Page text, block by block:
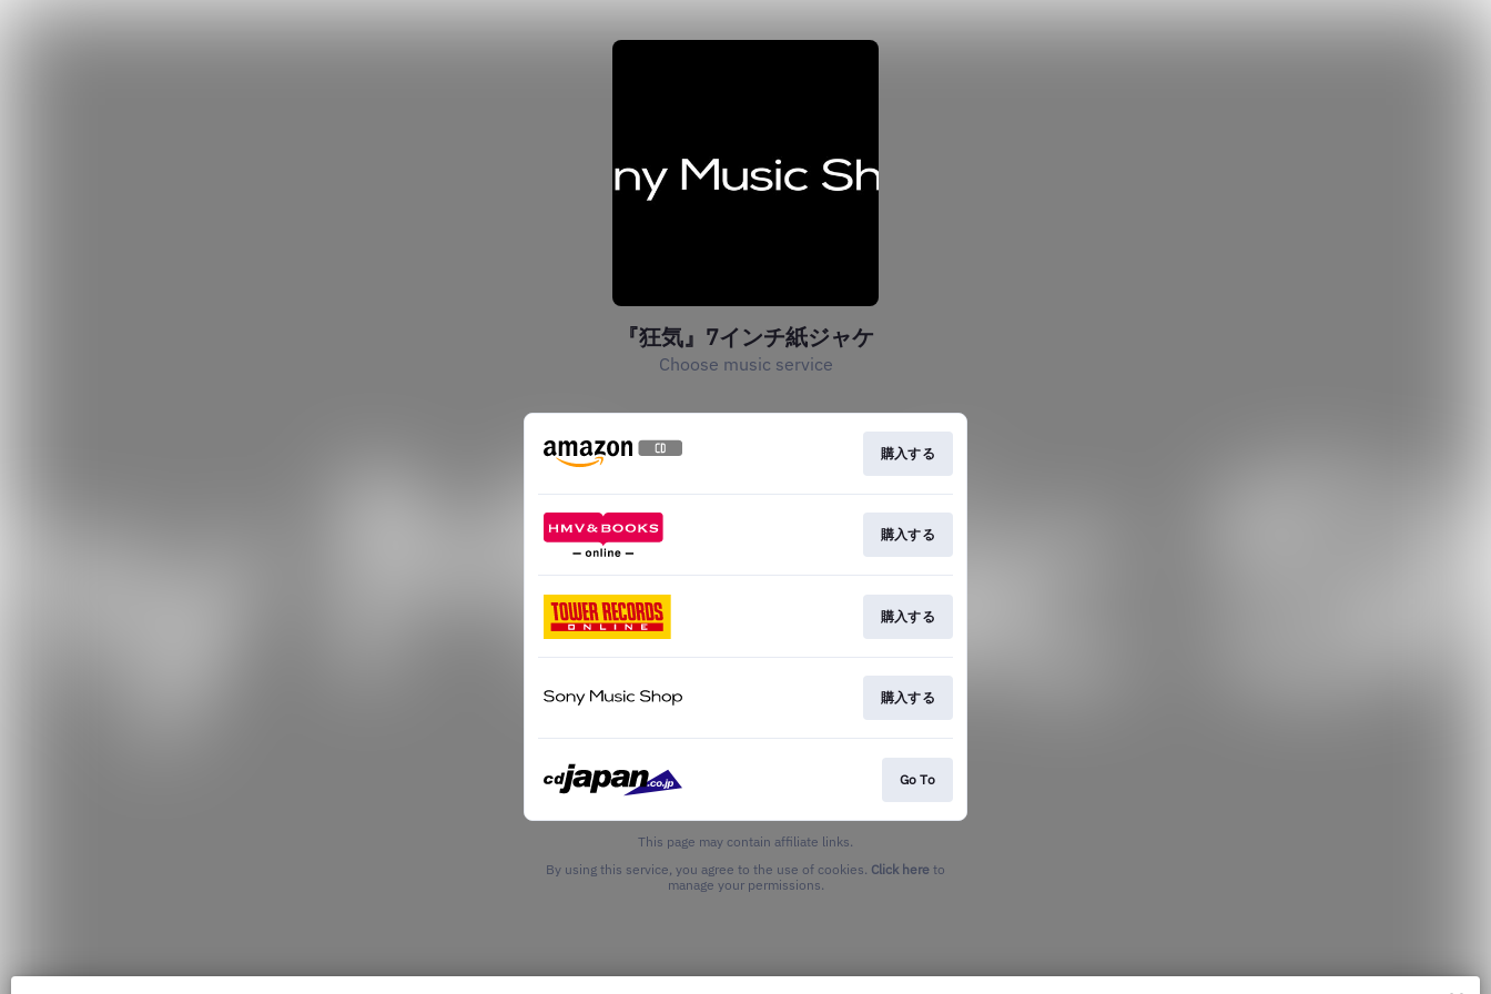
『狂気』7インチ紙ジャケ
Choose music service
購入する
購入する
購入する
購入する
Go To
This page may contain affiliate links.
By using this service, you agree to the use of cookies. Click here to
manage your permissions.